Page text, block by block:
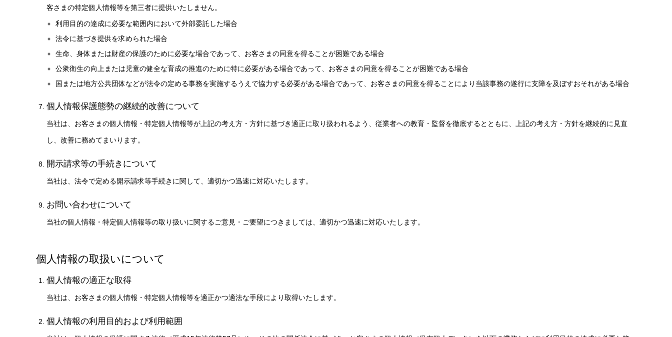
客さまの特定個人情報等を第三者に提供いたしません。
利用目的の達成に必要な範囲内において外部委託した場合
法令に基づき提供を求められた場合
生命、身体または財産の保護のために必要な場合であって、お客さまの同意を得ることが困難である場合
公衆衛生の向上または児童の健全な育成の推進のために特に必要がある場合であって、お客さまの同意を得ることが困難である場合
国または地方公共団体などが法令の定める事務を実施するうえで協力する必要がある場合であって、お客さまの同意を得ることにより当該事務の遂行に支障を及ぼすおそれがある場合
個人情報保護態勢の継続的改善について
当社は、お客さまの個人情報・特定個人情報等が上記の考え方・方針に基づき適正に取り扱われるよう、従業者への教育・監督を徹底するとともに、上記の考え方・方針を継続的に見直
し、改善に務めてまいります。
開示請求等の手続きについて
当社は、法令で定める開示請求等手続きに関して、適切かつ迅速に対応いたします。
お問い合わせについて
当社の個人情報・特定個人情報等の取り扱いに関するご意見・ご要望につきましては、適切かつ迅速に対応いたします。
個人情報の取扱いについて
個人情報の適正な取得
当社は、お客さまの個人情報・特定個人情報等を適正かつ適法な手段により取得いたします。
個人情報の利用目的および利用範囲